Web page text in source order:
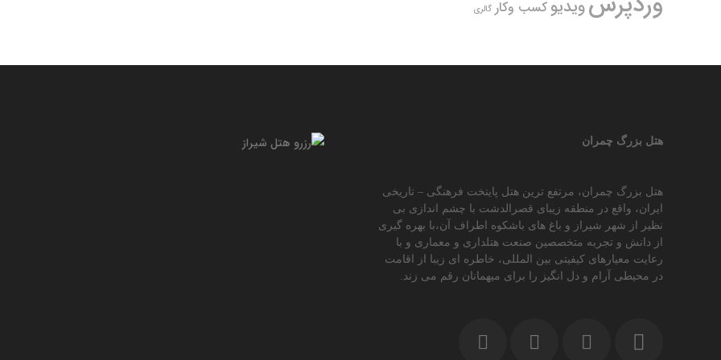
ویدیو کسب وکار گالری
هتل بزرگ چمران
هتل بزرگ چمران، مرتفع ترین هتل پایتخت فرهنگی – تاریخی
ایران، واقع در منطقه زیبای قصرالدشت با چشم اندازی بی
نظیر از شهر شیراز و باغ های باشکوه اطراف آن،با بهره گیری
از دانش و تجربه متخصصین صنعت هتلداری و معماری و با
رعایت معیارهای کیفیتی بین المللی، خاطره ای زیبا از اقامت
در محیطی آرام و دل انگیز را برای میهمانان رقم می زند.